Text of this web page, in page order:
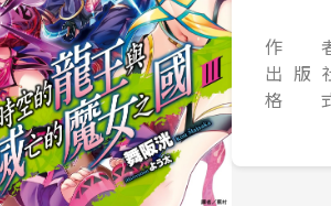
作
出 版
格